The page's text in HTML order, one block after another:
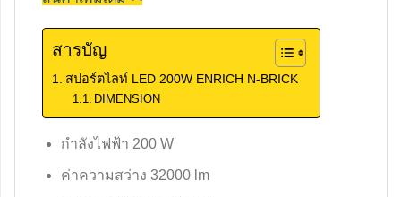
สารบัญ
สปอร์ตไลท์ LED 200W ENRICH N-BRICK
DIMENSION
กำลังไฟฟ้า 200 W
ค่าความสว่าง 32000 lm